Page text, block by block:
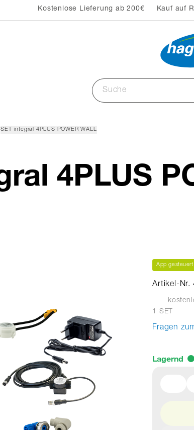
Kostenlose Lieferung ab 200€ Kauf auf
SET integral 4PLUS POWER WALL
4PLUS
App gesteuert
Artikel-Nr.
1 SET
Fragen
Lagernd